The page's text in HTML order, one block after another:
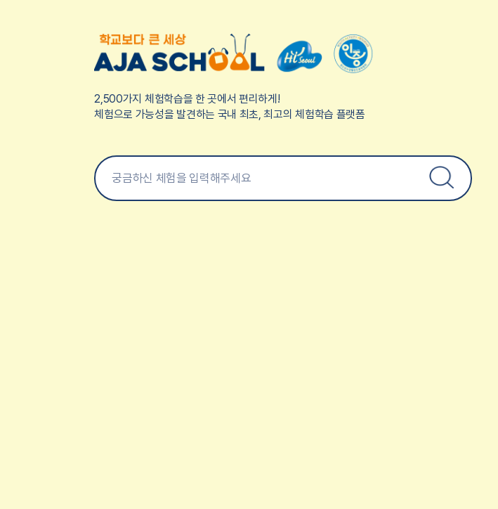
2,500가지 체험학습을 한 곳에서 편리하게!
체험으로 가능성을 발견하는 국내 최초, 최고의 체험학습 플랫폼